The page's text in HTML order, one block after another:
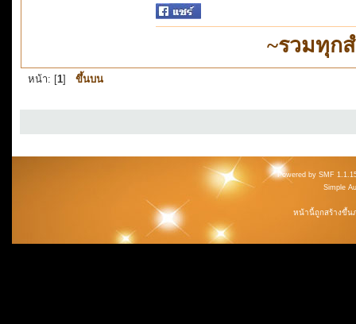
~รวมทุก
หน้า: [1] ขึ้นบน
Powered by SMF
Simple
หน้านี้ถูกสร้างขึ้น